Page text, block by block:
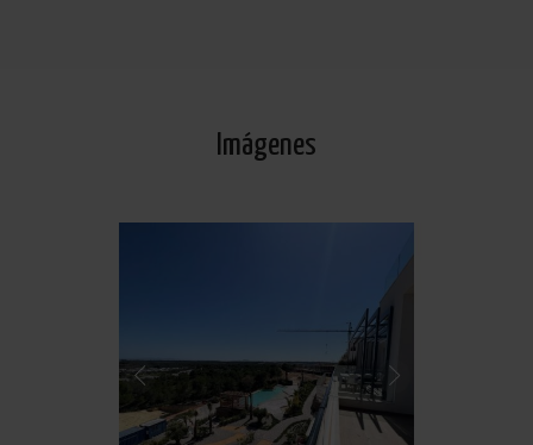
Imágenes